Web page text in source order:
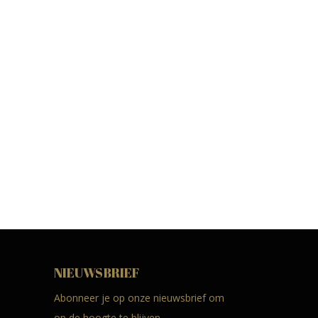
NIEUWSBRIEF
Abonneer je op onze nieuwsbrief om